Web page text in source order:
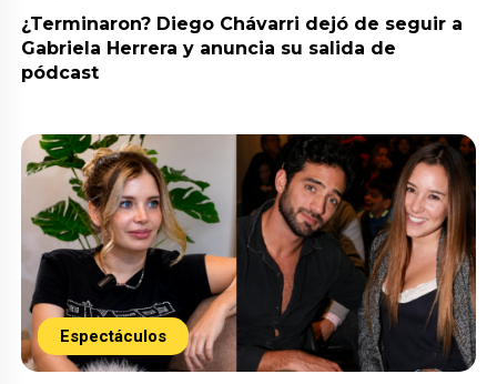
¿Terminaron? Diego Chávarri dejó de seguir a
Gabriela Herrera y anuncia su salida de
pódcast
Espectáculos